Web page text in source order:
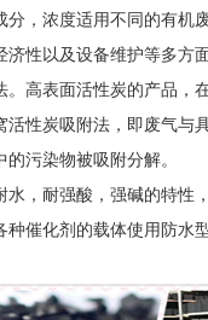
分，浓度适用不同的有机
济性以及设备维护等多方
。高表面活性炭的产品，
活性炭吸附法，即废气与
污染物被吸附分解。
水，耐强酸，强碱的特性
种催化剂的载体使用防水